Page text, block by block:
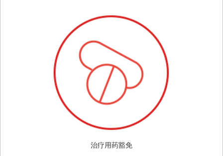
治疗用药豁免